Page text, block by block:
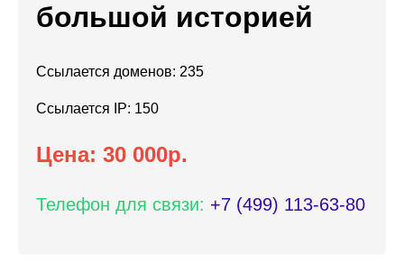
большой историей
Ссылается доменов: 235
Ссылается IP: 150
Цена: 30 000р.
Телефон для связи: +7 (499) 113-63-80